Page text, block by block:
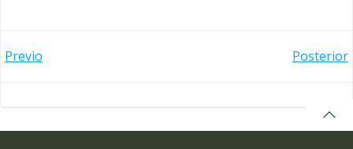
Navegación
entradas
Previo
Navegación
entradas
Posterior